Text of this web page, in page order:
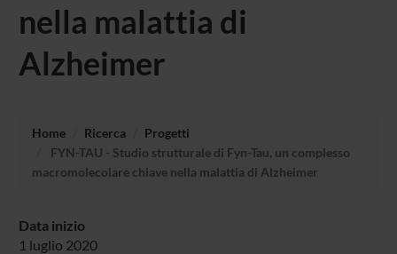
nella malattia di
Alzheimer
Home Ricerca
Progetti
FYN-TAU - Studio strutturale di Fyn-Tau, un complesso
macromolecolare chiave nella malattia di Alzheimer
Data inizio
1 luglio 2020